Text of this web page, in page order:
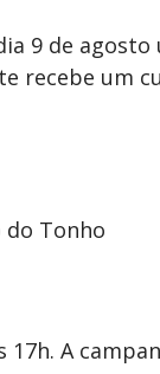
9 de agosto
recebe um
do Tonho
A